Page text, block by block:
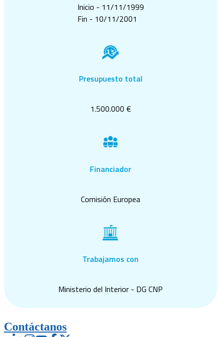
Inicio - 11/11/1999
Fin - 10/11/2001
Presupuesto total
1.500.000 €
Financiador
Comisión Europea
Trabajamos con
Ministerio del Interior - DG CNP
Contáctanos